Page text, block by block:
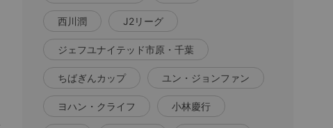
西川潤 J2リーグ
ジェフユナイテッド市原・千葉
ちばぎんカップ ユン・ジョンファン
ヨハン・クライフ 小林慶行